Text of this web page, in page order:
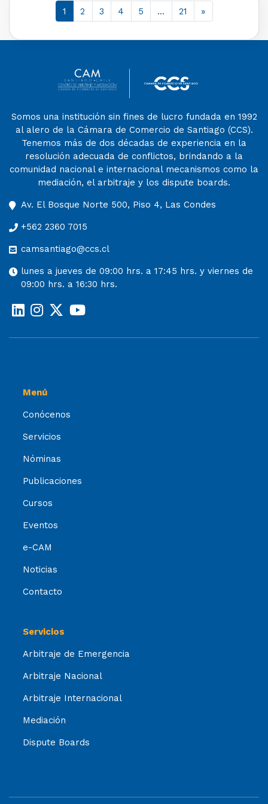
1 2 3 4 5 … 21 »
Somos una institución sin fines de lucro fundada en 1992
al alero de la Cámara de Comercio de Santiago (CCS).
Tenemos más de dos décadas de experiencia en la
resolución adecuada de conflictos, brindando a la
comunidad nacional e internacional mecanismos como la
mediación, el arbitraje y los dispute boards.
Av. El Bosque Norte 500, Piso 4, Las Condes
+562 2360 7015
camsantiago@ccs.cl
lunes a jueves de 09:00 hrs. a 17:45 hrs. y viernes de
09:00 hrs. a 16:30 hrs.
Menú
Conócenos
Servicios
Nóminas
Publicaciones
Cursos
Eventos
e-CAM
Noticias
Contacto
Servicios
Arbitraje de Emergencia
Arbitraje Nacional
Arbitraje Internacional
Mediación
Dispute Boards